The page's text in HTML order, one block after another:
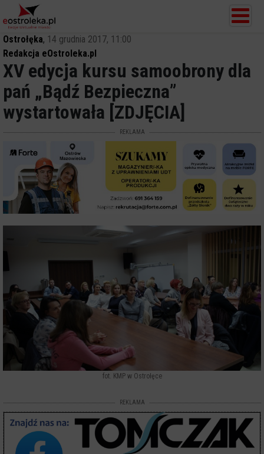
Ostrołęka, 14 grudnia 2017, 11:00
Redakcja eOstroleka.pl
XV edycja kursu samoobrony dla
pań „Bądź Bezpieczna”
wystartowała [ZDJĘCIA]
REKLAMA
fot. KMP w Ostrołęce
REKLAMA